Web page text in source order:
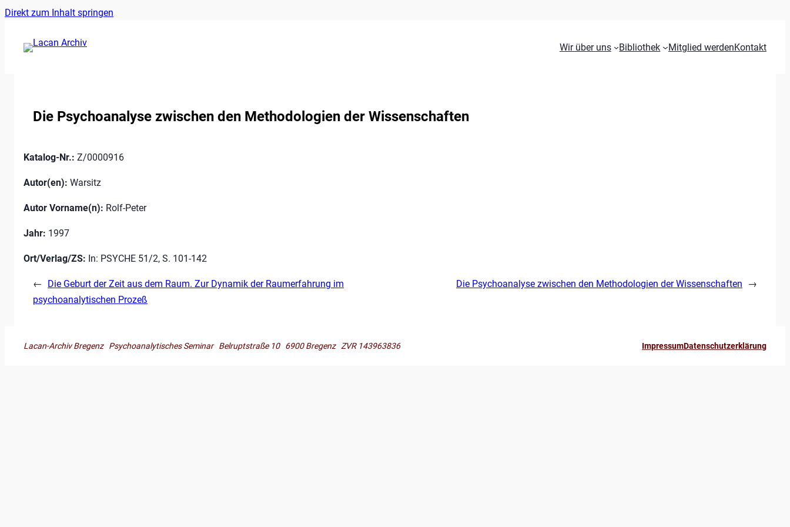
Direkt zum Inhalt springen
Wir über uns Bibliothek Mitglied werdenKontakt
Die Psychoanalyse zwischen den Methodologien der Wissenschaften
Katalog-Nr.: Z/0000916
Autor(en): Warsitz
Autor Vorname(n): Rolf-Peter
Jahr: 1997
Ort/Verlag/ZS: In: PSYCHE 51/2, S. 101-142
←
Die Geburt der Zeit aus dem Raum. Zur Dynamik der Raumerfahrung im
psychoanalytischen Prozeß
Die Psychoanalyse zwischen den Methodologien der Wissenschaften →
Lacan-Archiv Bregenz Psychoanalytisches Seminar Belruptstraße 10 6900 Bregenz ZVR 143963836 ImpressumDatenschutzerklärung